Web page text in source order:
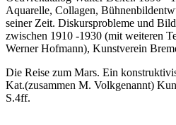
Aquarelle, Collagen,
seiner Zeit. Diskursprobleme und
zwischen 1910 -1930 (mit weiteren
Werner Hofmann), Kunstverein
Die Reise zum Mars. Ein
Kat.(zusammen M. Volkgenannt)
S.4ff.